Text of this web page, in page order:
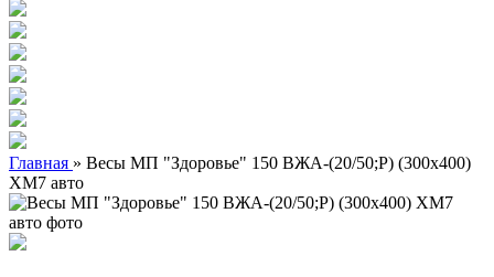
Главная » Весы МП "Здоровье" 150 ВЖА-(20/50;Р) (300х400)
ХМ7 авто